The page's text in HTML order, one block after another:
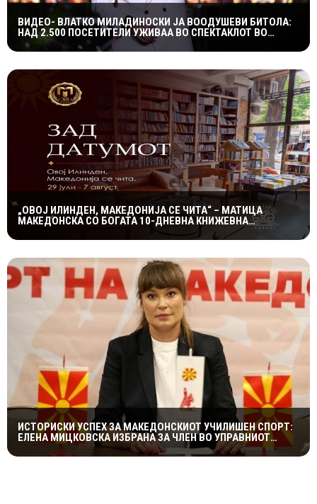
ВИДЕО- ВЛАТКО МИЛАДИНОСКИ ЈА ВООДУШЕВИ БИТОЛА:
НАД 2.500 ПОСЕТИТЕЛИ УЖИВАА ВО СПЕКТАКЛОТ ВО
ХЕРАКЛЕЈА
„ОВОЈ ИЛИНДЕН, МАКЕДОНИЈА СЕ ЧИТА“ – МАТИЦА
МАКЕДОНСКА СО БОГАТА 10-ДНЕВНА КНИЖЕВНА
ИСТОРИСКИ УСПЕХ ЗА МАКЕДОНСКИОТ УЧИЛИШЕН СПОРТ:
ЕЛЕНА МИЦКОВСКА ИЗБРАНА ЗА ЧЛЕН ВО УПРАВНИОТ
ОДБОР НА СВЕТСКАТА ФЕДЕРАЦИЈА НА УЧИЛИШНИ
СПОРТОВИ